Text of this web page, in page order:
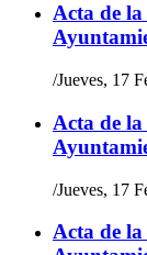
Acta de la
/Jueves, 17
Acta de la
/Jueves, 17
Acta de la